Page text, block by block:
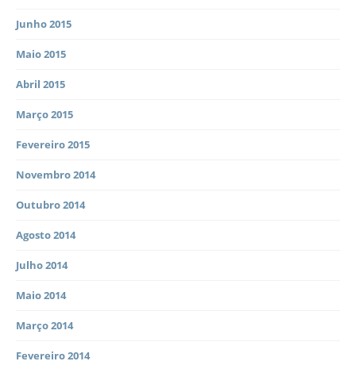
Junho 2015
Maio 2015
Abril 2015
Março 2015
Fevereiro 2015
Novembro 2014
Outubro 2014
Agosto 2014
Julho 2014
Maio 2014
Março 2014
Fevereiro 2014